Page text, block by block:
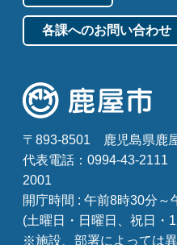
各課へのお問い合わせ
〒893-8501
鹿児島県鹿
代表電話：0994-43-2111
2001
開庁時間 : 午前8時30分～
(土曜日・日曜日、祝日・
※施設、部署によっては